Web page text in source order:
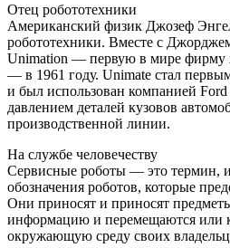
Отец робототехники
Американский физик Джозеф
робототехники. Вместе с
Unimation — первую в мире фирму
— в 1961 году. Unimate стал
и был использован компанией
давлением деталей кузовов
производственной линии.
На службе человечеству
Сервисные роботы — это термин,
обозначения роботов, которые
Они приносят и приносят
информацию и перемещаются или
окружающую среду своих